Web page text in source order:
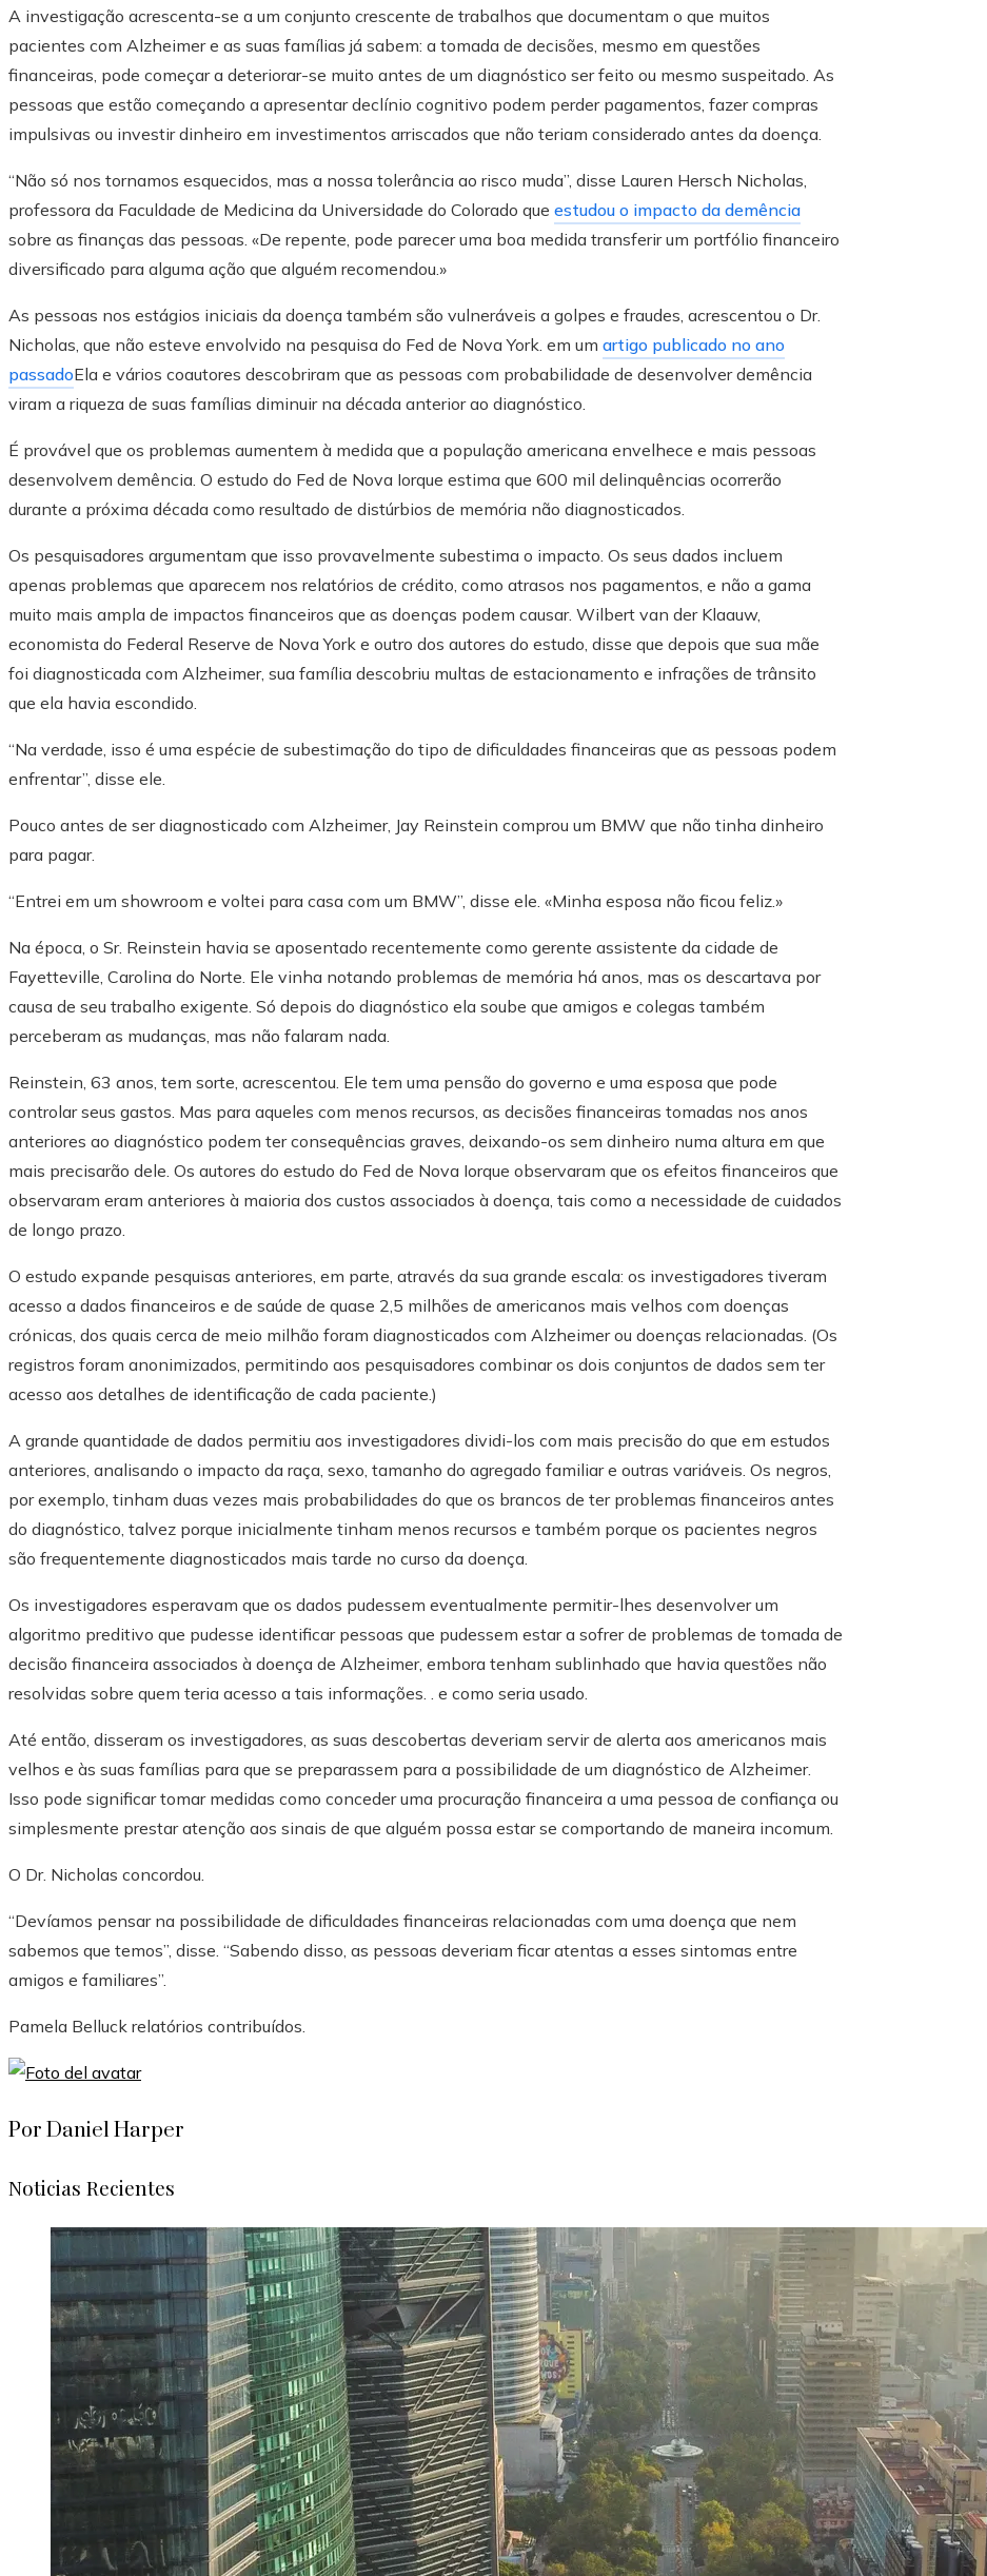
A investigação acrescenta-se a um conjunto crescente de trabalhos que documentam o que muitos
pacientes com Alzheimer e as suas famílias já sabem: a tomada de decisões, mesmo em questões
financeiras, pode começar a deteriorar-se muito antes de um diagnóstico ser feito ou mesmo suspeitado. As
pessoas que estão começando a apresentar declínio cognitivo podem perder pagamentos, fazer compras
impulsivas ou investir dinheiro em investimentos arriscados que não teriam considerado antes da doença.
“Não só nos tornamos esquecidos, mas a nossa tolerância ao risco muda”, disse Lauren Hersch Nicholas,
professora da Faculdade de Medicina da Universidade do Colorado que estudou o impacto da demência
sobre as finanças das pessoas. «De repente, pode parecer uma boa medida transferir um portfólio financeiro
diversificado para alguma ação que alguém recomendou.»
As pessoas nos estágios iniciais da doença também são vulneráveis ​​a golpes e fraudes, acrescentou o Dr.
Nicholas, que não esteve envolvido na pesquisa do Fed de Nova York. em um artigo publicado no ano
passadoEla e vários coautores descobriram que as pessoas com probabilidade de desenvolver demência
viram a riqueza de suas famílias diminuir na década anterior ao diagnóstico.
É provável que os problemas aumentem à medida que a população americana envelhece e mais pessoas
desenvolvem demência. O estudo do Fed de Nova Iorque estima que 600 mil delinquências ocorrerão
durante a próxima década como resultado de distúrbios de memória não diagnosticados.
Os pesquisadores argumentam que isso provavelmente subestima o impacto. Os seus dados incluem
apenas problemas que aparecem nos relatórios de crédito, como atrasos nos pagamentos, e não a gama
muito mais ampla de impactos financeiros que as doenças podem causar. Wilbert van der Klaauw,
economista do Federal Reserve de Nova York e outro dos autores do estudo, disse que depois que sua mãe
foi diagnosticada com Alzheimer, sua família descobriu multas de estacionamento e infrações de trânsito
que ela havia escondido.
“Na verdade, isso é uma espécie de subestimação do tipo de dificuldades financeiras que as pessoas podem
enfrentar”, disse ele.
Pouco antes de ser diagnosticado com Alzheimer, Jay Reinstein comprou um BMW que não tinha dinheiro
para pagar.
“Entrei em um showroom e voltei para casa com um BMW”, disse ele. «Minha esposa não ficou feliz.»
Na época, o Sr. Reinstein havia se aposentado recentemente como gerente assistente da cidade de
Fayetteville, Carolina do Norte. Ele vinha notando problemas de memória há anos, mas os descartava por
causa de seu trabalho exigente. Só depois do diagnóstico ela soube que amigos e colegas também
perceberam as mudanças, mas não falaram nada.
Reinstein, 63 anos, tem sorte, acrescentou. Ele tem uma pensão do governo e uma esposa que pode
controlar seus gastos. Mas para aqueles com menos recursos, as decisões financeiras tomadas nos anos
anteriores ao diagnóstico podem ter consequências graves, deixando-os sem dinheiro numa altura em que
mais precisarão dele. Os autores do estudo do Fed de Nova Iorque observaram que os efeitos financeiros que
observaram eram anteriores à maioria dos custos associados à doença, tais como a necessidade de cuidados
de longo prazo.
O estudo expande pesquisas anteriores, em parte, através da sua grande escala: os investigadores tiveram
acesso a dados financeiros e de saúde de quase 2,5 milhões de americanos mais velhos com doenças
crónicas, dos quais cerca de meio milhão foram diagnosticados com Alzheimer ou doenças relacionadas. (Os
registros foram anonimizados, permitindo aos pesquisadores combinar os dois conjuntos de dados sem ter
acesso aos detalhes de identificação de cada paciente.)
A grande quantidade de dados permitiu aos investigadores dividi-los com mais precisão do que em estudos
anteriores, analisando o impacto da raça, sexo, tamanho do agregado familiar e outras variáveis. Os negros,
por exemplo, tinham duas vezes mais probabilidades do que os brancos de ter problemas financeiros antes
do diagnóstico, talvez porque inicialmente tinham menos recursos e também porque os pacientes negros
são frequentemente diagnosticados mais tarde no curso da doença.
Os investigadores esperavam que os dados pudessem eventualmente permitir-lhes desenvolver um
algoritmo preditivo que pudesse identificar pessoas que pudessem estar a sofrer de problemas de tomada de
decisão financeira associados à doença de Alzheimer, embora tenham sublinhado que havia questões não
resolvidas sobre quem teria acesso a tais informações. . e como seria usado.
Até então, disseram os investigadores, as suas descobertas deveriam servir de alerta aos americanos mais
velhos e às suas famílias para que se preparassem para a possibilidade de um diagnóstico de Alzheimer.
Isso pode significar tomar medidas como conceder uma procuração financeira a uma pessoa de confiança ou
simplesmente prestar atenção aos sinais de que alguém possa estar se comportando de maneira incomum.
O Dr. Nicholas concordou.
“Devíamos pensar na possibilidade de dificuldades financeiras relacionadas com uma doença que nem
sabemos que temos”, disse. “Sabendo disso, as pessoas deveriam ficar atentas a esses sintomas entre
amigos e familiares”.
Pamela Belluck relatórios contribuídos.
Por Daniel Harper
Noticias Recientes